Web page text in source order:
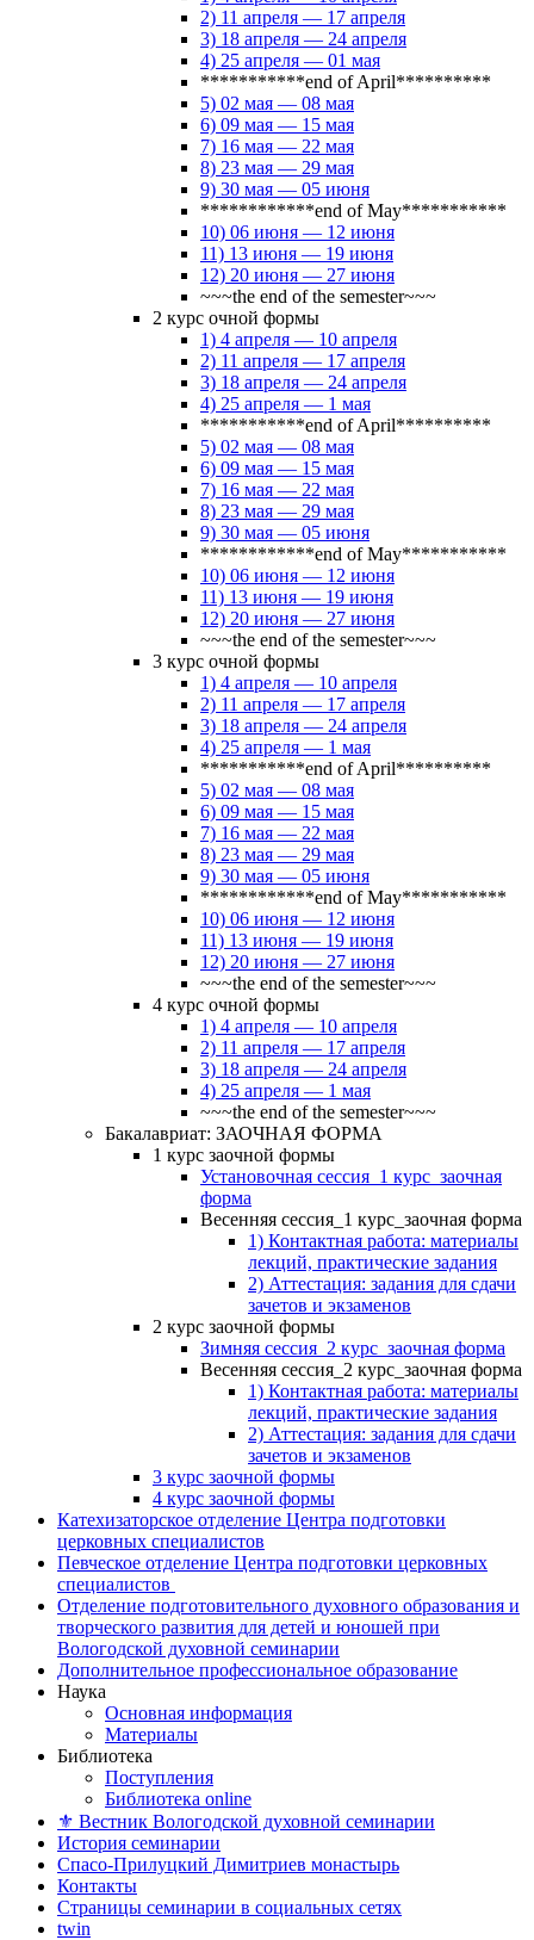
2) 11 апреля — 17 апреля
3) 18 апреля — 24 апреля
4) 25 апреля — 01 мая
***********end of April**********
5) 02 мая — 08 мая
6) 09 мая — 15 мая
7) 16 мая — 22 мая
8) 23 мая — 29 мая
9) 30 мая — 05 июня
************end of May***********
10) 06 июня — 12 июня
11) 13 июня — 19 июня
12) 20 июня — 27 июня
~~~the end of the semester~~~
2 курс очной формы
1) 4 апреля — 10 апреля
2) 11 апреля — 17 апреля
3) 18 апреля — 24 апреля
4) 25 апреля — 1 мая
***********end of April**********
5) 02 мая — 08 мая
6) 09 мая — 15 мая
7) 16 мая — 22 мая
8) 23 мая — 29 мая
9) 30 мая — 05 июня
************end of May***********
10) 06 июня — 12 июня
11) 13 июня — 19 июня
12) 20 июня — 27 июня
~~~the end of the semester~~~
3 курс очной формы
1) 4 апреля — 10 апреля
2) 11 апреля — 17 апреля
3) 18 апреля — 24 апреля
4) 25 апреля — 1 мая
***********end of April**********
5) 02 мая — 08 мая
6) 09 мая — 15 мая
7) 16 мая — 22 мая
8) 23 мая — 29 мая
9) 30 мая — 05 июня
************end of May***********
10) 06 июня — 12 июня
11) 13 июня — 19 июня
12) 20 июня — 27 июня
~~~the end of the semester~~~
4 курс очной формы
1) 4 апреля — 10 апреля
2) 11 апреля — 17 апреля
3) 18 апреля — 24 апреля
4) 25 апреля — 1 мая
~~~the end of the semester~~~
Бакалавриат: ЗАОЧНАЯ ФОРМА
1 курс заочной формы
Установочная сессия_1 курс_заочная
форма
Весенняя сессия_1 курс_заочная форма
1) Контактная работа: материалы
лекций, практические задания
2) Аттестация: задания для сдачи
зачетов и экзаменов
2 курс заочной формы
Зимняя сессия_2 курс_заочная форма
Весенняя сессия_2 курс_заочная форма
1) Контактная работа: материалы
лекций, практические задания
2) Аттестация: задания для сдачи
зачетов и экзаменов
3 курс заочной формы
4 курс заочной формы
Катехизаторское отделение Центра подготовки
церковных специалистов
Певческое отделение Центра подготовки церковных
специалистов
Отделение подготовительного духовного образования и
творческого развития для детей и юношей при
Вологодской духовной семинарии
Дополнительное профессиональное образование
Наука
Основная информация
Материалы
Библиотека
Поступления
Библиотека online
⚜ Вестник Вологодской духовной семинарии
История семинарии
Спасо-Прилуцкий Димитриев монастырь
Контакты
Страницы семинарии в социальных сетях
twin